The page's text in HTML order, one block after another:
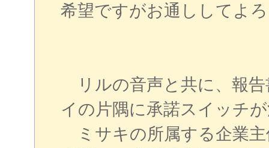
希望ですがお通ししてよ
リルの音声と共に、報
イの片隅に承諾スイッチ
ミサキの所属する企業主